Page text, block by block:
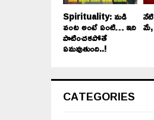
Spirituality: మడి
వంట అంటే ఏంటి… ఇది
పాటించకపోతే
ఏమవుతుంది..!
మే,
CATEGORIES